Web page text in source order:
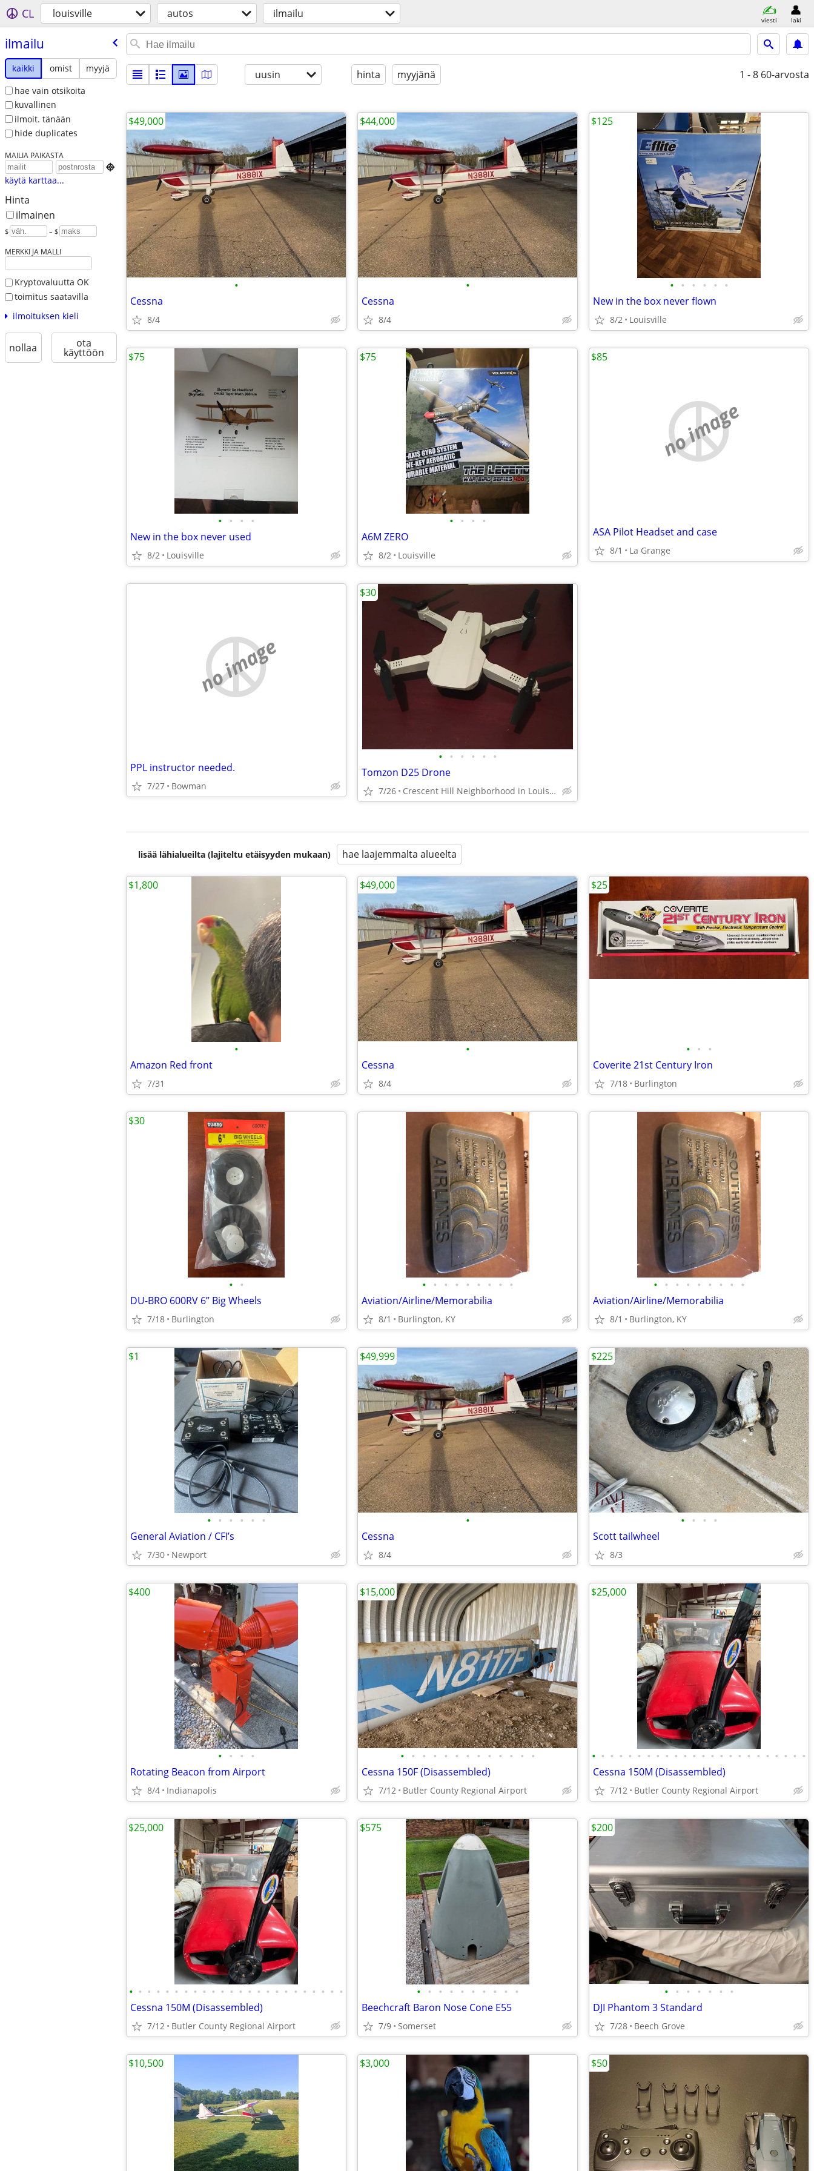
CL louisville autos ilmailu viesti laki
ilmailu
kaikki omist
myyjä
hae vain otsikoita
kuvallinen
ilmoit. tänään
hide duplicates
MAILIA PAIKASTA

käytä karttaa...
Hinta
ilmainen
$ – $
MERKKI JA MALLI
Kryptovaluutta OK
toimitus saatavilla
ilmoituksen kieli
nollaa ota
käyttöön
uusin hinta myyjänä 1 - 8 60-arvosta
•
Cessna
8/4
$49,000
•
Cessna
8/4
$44,000
• • • • • •
New in the box never flown
8/2 Louisville
$125
• • • •
New in the box never used
8/2 Louisville
$75
• • • •
A6M ZERO
8/2 Louisville
$75
no image
ASA Pilot Headset and case
8/1 La Grange
$85
no image
PPL instructor needed.
7/27 Bowman
• • • • • •
Tomzon D25 Drone
7/26 Crescent Hill Neighborhood in Louisville
$30
lisää lähialueilta (lajiteltu etäisyyden mukaan) hae laajemmalta alueelta
•
Amazon Red front
7/31
$1,800
•
Cessna
8/4
$49,000
• • •
Coverite 21st Century Iron
7/18 Burlington
$25
• •
DU-BRO 600RV 6” Big Wheels
7/18 Burlington
$30
• • • • • • • • •
Aviation/Airline/Memorabilia
8/1 Burlington, KY
• • • • • • • • •
Aviation/Airline/Memorabilia
8/1 Burlington, KY
• • • • • •
General Aviation / CFI’s
7/30 Newport
$1
•
Cessna
8/4
$49,999
• • • •
Scott tailwheel
8/3
$225
• • • •
Rotating Beacon from Airport
8/4 Indianapolis
$400
• • • • • • • • • • • • •
Cessna 150F (Disassembled)
7/12 Butler County Regional Airport
$15,000
• • • • • • • • • • • • • • • • • • • • • • • •
Cessna 150M (Disassembled)
7/12 Butler County Regional Airport
$25,000
• • • • • • • • • • • • • • • • • • • • • • • •
Cessna 150M (Disassembled)
7/12 Butler County Regional Airport
$25,000
• • • • • • • • • •
Beechcraft Baron Nose Cone E55
7/9 Somerset
$575
• • • • • • •
DJI Phantom 3 Standard
7/28 Beech Grove
$200
$10,500 $3,000 $50